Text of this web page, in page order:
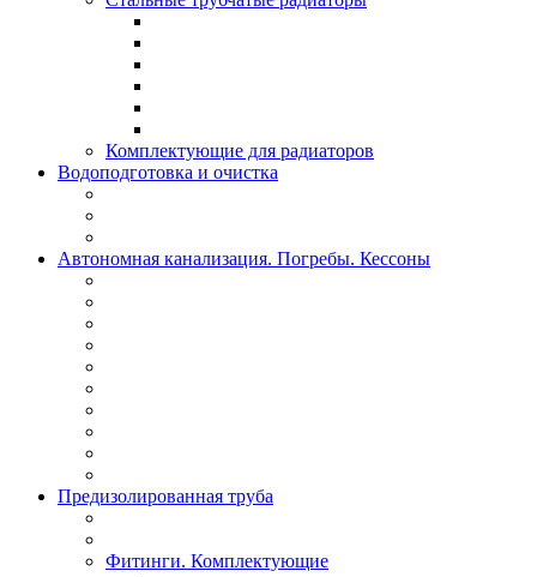
Комплектующие для радиаторов
Водоподготовка и очистка
Автономная канализация. Погребы. Кессоны
Предизолированная труба
Фитинги. Комплектующие